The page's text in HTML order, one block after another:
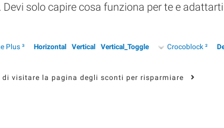
solo capire cosa funziona per te e
Plus ³ Horizontal Vertical Vertical_Toggle Crocoblock ²
visitare la pagina degli sconti per risparmiare